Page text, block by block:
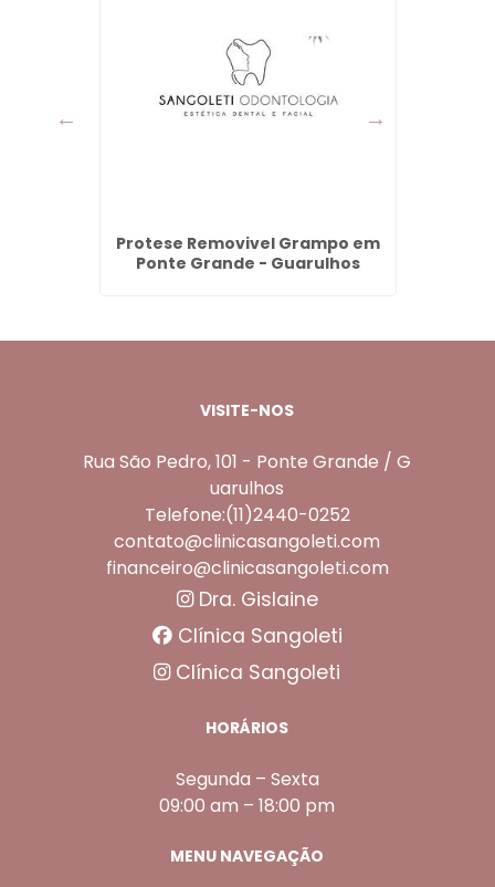
Protese Removivel Grampo em
Ponte Grande - Guarulhos
VISITE-NOS
Rua São Pedro, 101 - Ponte Grande / G
uarulhos
Telefone:(11)2440-0252
contato@clinicasangoleti.com
financeiro@clinicasangoleti.com
Dra. Gislaine
Clínica Sangoleti
Clínica Sangoleti
HORÁRIOS
Segunda – Sexta
09:00 am – 18:00 pm
MENU NAVEGAÇÃO